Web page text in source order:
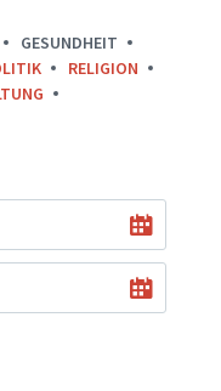
GESUNDHEIT
RELIGION